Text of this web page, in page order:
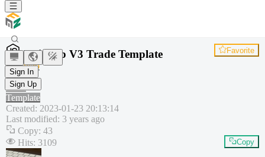
Sign In
Sign Up
Uniswap V3 Trade Template Favorite
Uniswap
Web3
DEX
Template
Created: 2023-01-23 20:13:14
Last modified: 3 years ago
Copy: 43
Hits: 3109 Copy